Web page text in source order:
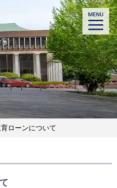
ローンについて